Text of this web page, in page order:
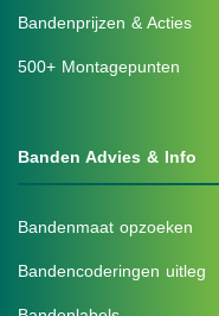
Bandenprijzen & Acties
500+ Montagepunten
Banden Advies & Info
Bandenmaat opzoeken
Bandencoderingen uitleg